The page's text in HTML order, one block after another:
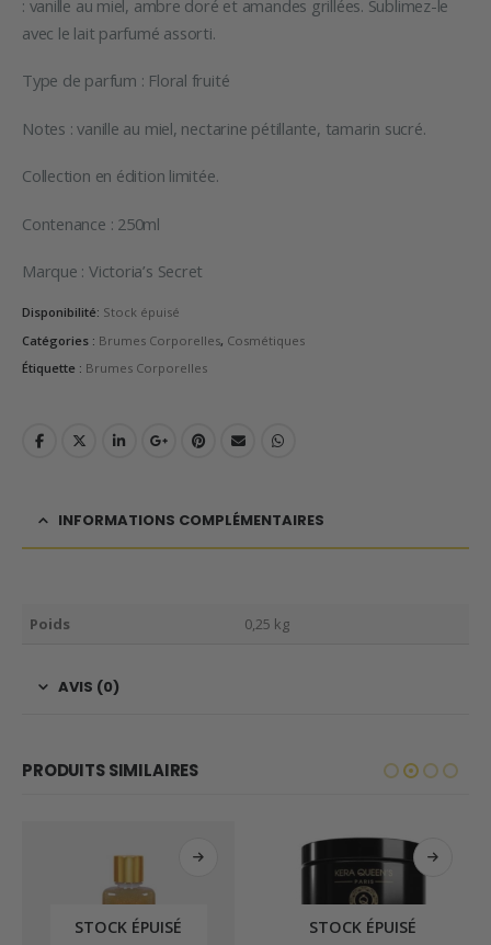
: vanille au miel, ambre doré et amandes grillées. Sublimez-le
avec le lait parfumé assorti.
Type de parfum : Floral fruité
Notes : vanille au miel, nectarine pétillante, tamarin sucré.
Collection en édition limitée.
Contenance : 250ml
Marque : Victoria’s Secret
Disponibilité: Stock épuisé
Catégories : Brumes Corporelles, Cosmétiques
Étiquette : Brumes Corporelles
INFORMATIONS COMPLÉMENTAIRES
Poids 0,25 kg
AVIS (0)
PRODUITS SIMILAIRES
STOCK ÉPUISÉ STOCK ÉPUISÉ